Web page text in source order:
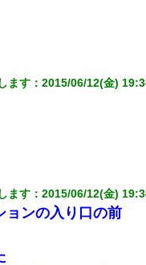
子さんはフリン略奪婚
てるんだが...
家も電話に出ない…不
嫁両親と知らない男が
ます ：2015/06/12(金)
ます ：2015/06/12(金)
ョンの入り口の前